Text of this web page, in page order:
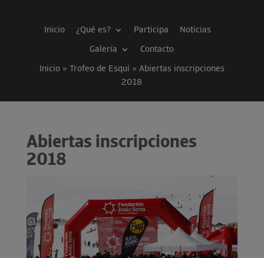
Inicio » Trofeo de Esquí » Abiertas inscripciones
2018
Inicio ¿Qué es? Participa Noticias
Galería Contacto
Abiertas inscripciones
2018